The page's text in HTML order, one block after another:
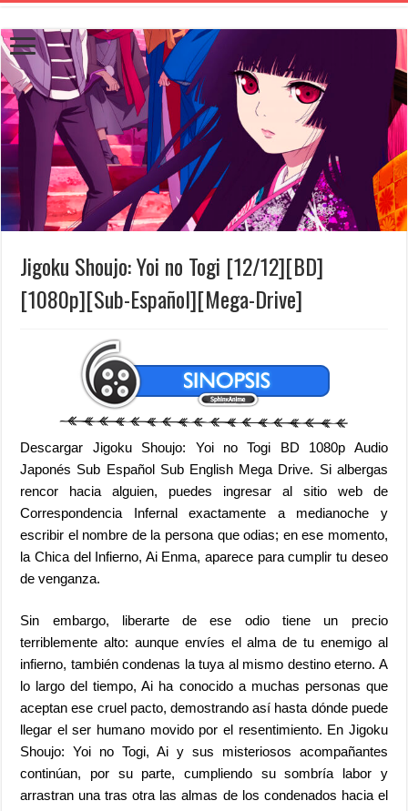
Jigoku Shoujo: Yoi no Togi [12/12][BD]
[1080p][Sub-Español][Mega-Drive]
Descargar Jigoku Shoujo: Yoi no Togi BD 1080p Audio
Japonés Sub Español Sub English Mega Drive. Si albergas
rencor hacia alguien, puedes ingresar al sitio web de
Correspondencia Infernal exactamente a medianoche y
escribir el nombre de la persona que odias; en ese momento,
la Chica del Infierno, Ai Enma, aparece para cumplir tu deseo
de venganza.
Sin embargo, liberarte de ese odio tiene un precio
terriblemente alto: aunque envíes el alma de tu enemigo al
infierno, también condenas la tuya al mismo destino eterno. A
lo largo del tiempo, Ai ha conocido a muchas personas que
aceptan ese cruel pacto, demostrando así hasta dónde puede
llegar el ser humano movido por el resentimiento. En Jigoku
Shoujo: Yoi no Togi, Ai y sus misteriosos acompañantes
continúan, por su parte, cumpliendo su sombría labor y
arrastran una tras otra las almas de los condenados hacia el